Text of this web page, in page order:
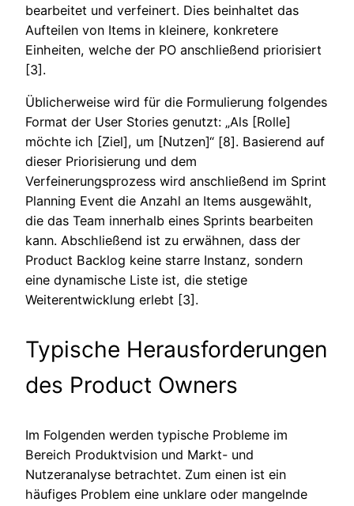
bearbeitet und verfeinert. Dies beinhaltet das
Aufteilen von Items in kleinere, konkretere
Einheiten, welche der PO anschließend priorisiert
[3].
Üblicherweise wird für die Formulierung folgendes
Format der User Stories genutzt: „Als [Rolle]
möchte ich [Ziel], um [Nutzen]“ [8]. Basierend auf
dieser Priorisierung und dem
Verfeinerungsprozess wird anschließend im Sprint
Planning Event die Anzahl an Items ausgewählt,
die das Team innerhalb eines Sprints bearbeiten
kann. Abschließend ist zu erwähnen, dass der
Product Backlog keine starre Instanz, sondern
eine dynamische Liste ist, die stetige
Weiterentwicklung erlebt [3].
Typische Herausforderungen
des Product Owners
Im Folgenden werden typische Probleme im
Bereich Produktvision und Markt- und
Nutzeranalyse betrachtet. Zum einen ist ein
häufiges Problem eine unklare oder mangelnde